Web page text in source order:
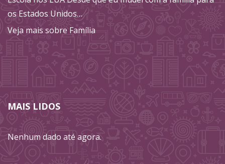
os Estados Unidos…
Veja mais sobre Família
MAIS LIDOS
Nenhum dado até agora.